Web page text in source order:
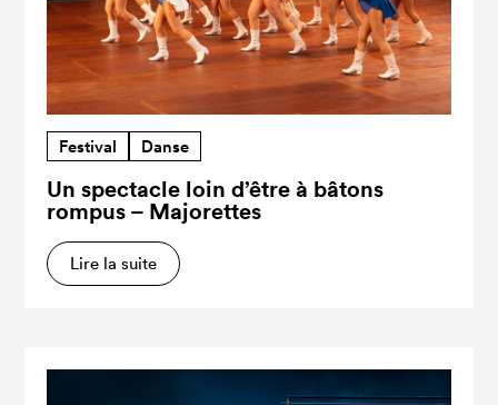
Festival Danse
Un spectacle loin d’être à bâtons
rompus – Majorettes
Lire la suite